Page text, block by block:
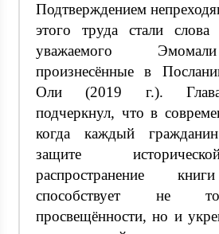
Подтверждением
этого труда стали
уважаемого
произнесённые в
Оли (2019 г.). Глава
подчеркнул, что в
когда каждый
защите
распространение
способствует не
просвещённости, но и